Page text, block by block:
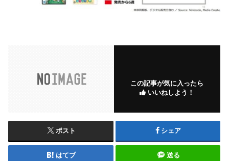
この記事が気に入ったら
いいねしよう！
ポスト シェア
はてブ 送る